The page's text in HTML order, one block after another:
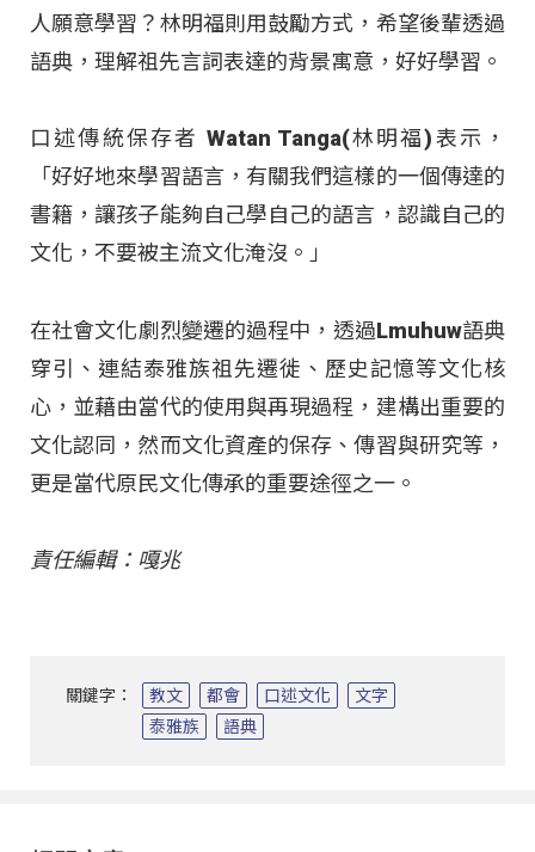
人願意學習？林明福則用鼓勵方式，希望後輩透過
語典，理解祖先言詞表達的背景寓意，好好學習。
口述傳統保存者 Watan Tanga(林明福)表示，
「好好地來學習語言，有關我們這樣的一個傳達的
書籍，讓孩子能夠自己學自己的語言，認識自己的
文化，不要被主流文化淹沒。」
在社會文化劇烈變遷的過程中，透過Lmuhuw語典
穿引、連結泰雅族祖先遷徙、歷史記憶等文化核
心，並藉由當代的使用與再現過程，建構出重要的
文化認同，然而文化資產的保存、傳習與研究等，
更是當代原民文化傳承的重要途徑之一。
責任編輯：嘎兆
關鍵字： 教文 都會 口述文化
文字
泰雅族
語典